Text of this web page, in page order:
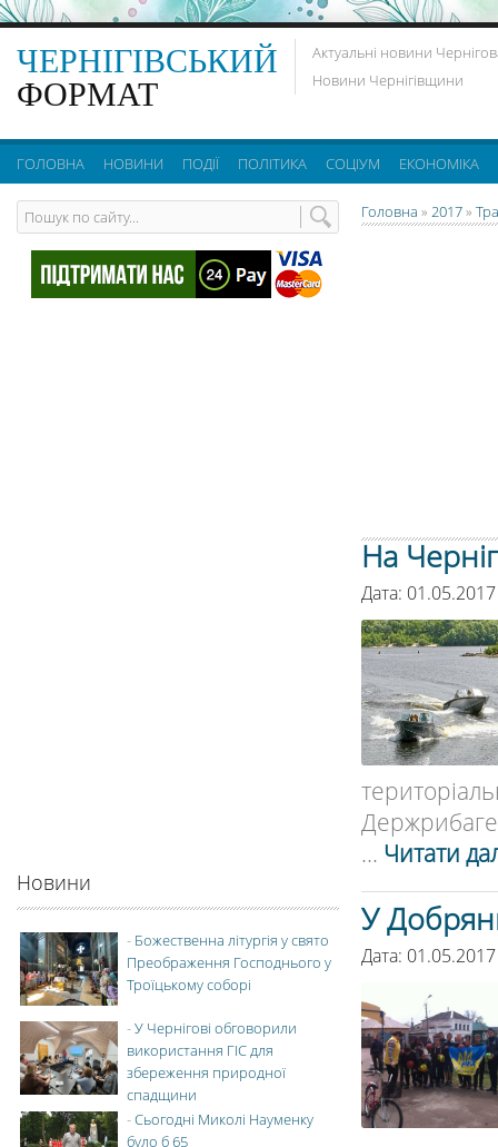
ЧЕРНІГІВСЬКИЙ
ФОРМАТ
Актуальні новини
Новини Чернігівщини
ГОЛОВНА НОВИНИ ПОДІЇ ПОЛІТИКА СОЦІУМ ЕКОНОМІКА
Головна » 2017»
На
Дата:
... Читати
У
Дата:
Новини
- Божественна літургія у свято
Преображення Господнього у
Троїцькому соборі
-У Чернігові обговорили
використання ГІС для
збереження природної
спадщини
-Сьогодні Миколі Науменку
було б 65